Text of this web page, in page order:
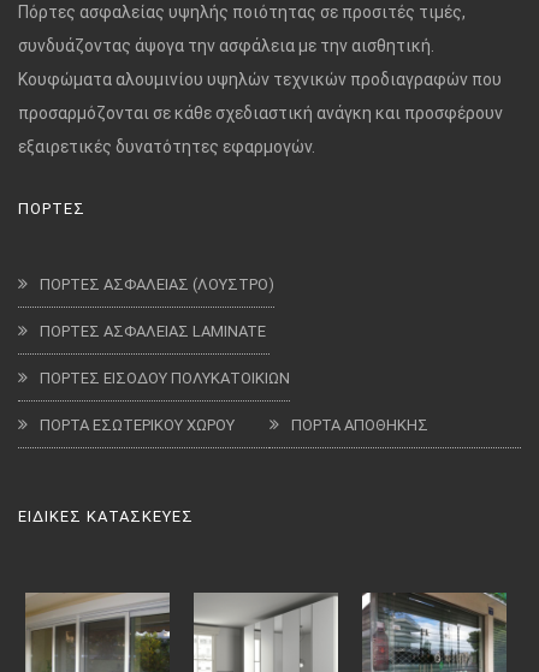
Πόρτες ασφαλείας υψηλής ποιότητας σε προσιτές τιμές,
συνδυάζοντας άψογα την ασφάλεια με την αισθητική.
Κουφώματα αλουμινίου υψηλών τεχνικών προδιαγραφών που
προσαρμόζονται σε κάθε σχεδιαστική ανάγκη και προσφέρουν
εξαιρετικές δυνατότητες εφαρμογών.
ΠΟΡΤΕΣ
ΠΟΡΤΕΣ ΑΣΦΑΛΕΙΑΣ (ΛΟΥΣΤΡΟ)
ΠΟΡΤΕΣ ΑΣΦΑΛΕΙΑΣ LAMINATE
ΠΟΡΤΕΣ ΕΙΣΟΔΟΥ ΠΟΛΥΚΑΤΟΙΚΙΩΝ
ΠΟΡΤΑ ΕΣΩΤΕΡΙΚΟΥ ΧΩΡΟΥ ΠΟΡΤΑ ΑΠΟΘΗΚΗΣ
ΕΙΔΙΚΕΣ ΚΑΤΑΣΚΕΥΕΣ